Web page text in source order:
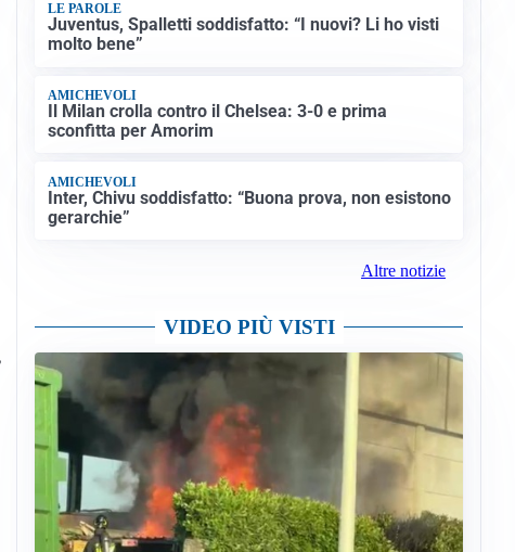
LE PAROLE
Juventus, Spalletti soddisfatto: “I nuovi? Li ho visti
molto bene”
AMICHEVOLI
Il Milan crolla contro il Chelsea: 3-0 e prima
sconfitta per Amorim
AMICHEVOLI
Inter, Chivu soddisfatto: “Buona prova, non esistono
gerarchie”
Altre notizie
VIDEO PIÙ VISTI